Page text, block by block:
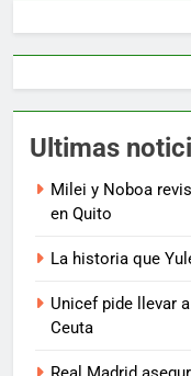
Ultimas
Milei y Noboa
en Quito
La historia que
Unicef pide llevar
Ceuta